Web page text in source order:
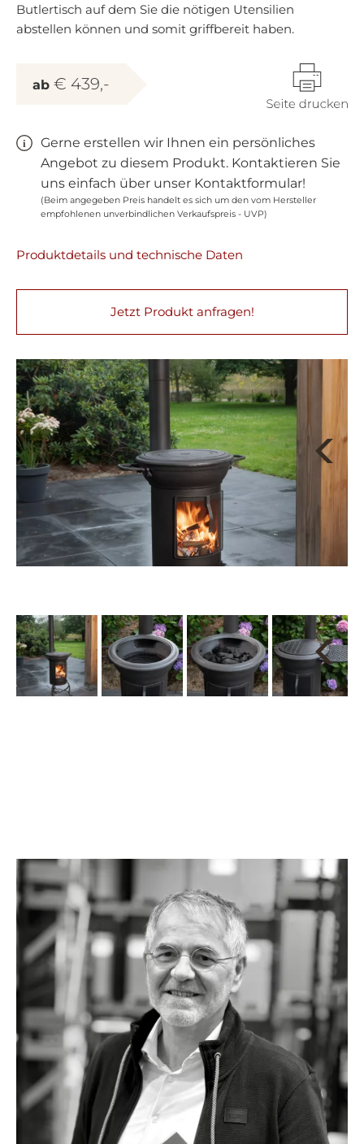
Butlertisch auf dem Sie die nötigen Utensilien
abstellen können und somit griffbereit haben.
ab € 439,-
Gerne erstellen wir Ihnen ein persönliches
Angebot zu diesem Produkt. Kontaktieren Sie
uns einfach über unser Kontaktformular!
(Beim angegeben Preis handelt es sich um den vom Hersteller
empfohlenen unverbindlichen Verkaufspreis - UVP)
Produktdetails und technische Daten
Jetzt Produkt anfragen!
Next